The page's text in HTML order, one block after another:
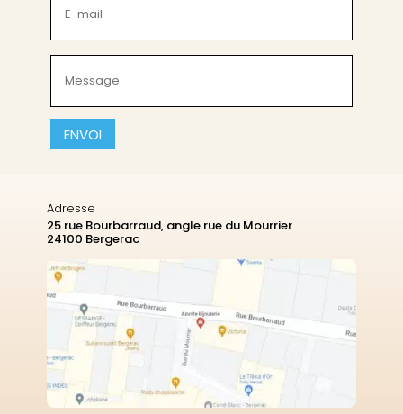
mail
(Nécessaire)
(Nécessaire)
CAPTCHA
Adresse
25 rue Bourbarraud, angle rue du Mourrier
24100 Bergerac